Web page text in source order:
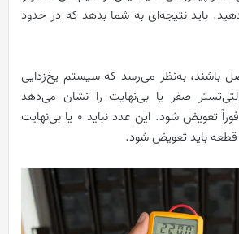
باید نتیجه‌ای به شما بدهد که در حدود
باشند، به‌نظر می‌رسد که سیستم یخ‌زدایی
صفر یا بی‌نهایت را نشان می‌دهد
سیستم یخ‌زدایی باید فوراً تعویض شود. این عدد نباید 0 یا بی‌نهایت
قطعه باید تعویض شود.